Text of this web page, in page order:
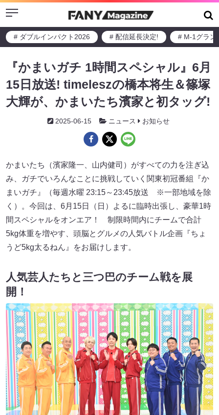
Menu
# ダブルインパクト2026 # 配信延長決定! # M-1グラン
『かまいガチ 1時間スペシャル』6月
15日放送! timeleszの橋本将生＆篠塚
大輝が、かまいたち濱家と初タッグ!
2025-06-15 ニュース お知らせ
かまいたち（濱家隆一、山内健司）がすべての力を注ぎ込
み、ガチでいろんなことに挑戦していく関東初冠番組『か
まいガチ』（毎週水曜 23:15～23:45放送 ※一部地域を除
く）。今回は、6月15日（日）よるに臨時出張し、豪華1時
間スペシャルをオンエア！ 制限時間内にチームで合計
5kg体重を増やす、頭脳とグルメの人気バトル企画『ちょ
うど5kg太るねん』をお届けします。
人気芸人たちと三つ巴のチーム戦を展
開！